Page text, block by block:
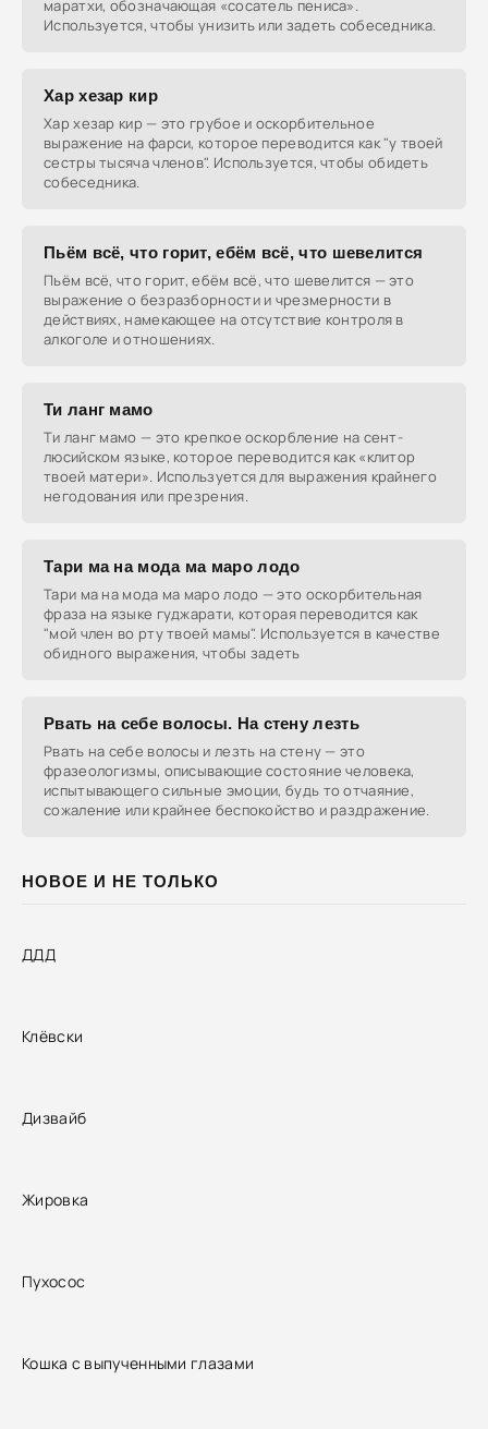
НОВОЕ И НЕ ТОЛЬКО
ДДД
Клёвски
Дизвайб
Жировка
Пухосос
Кошка с выпученными глазами
маратхи, обозначающая «сосатель пениса».
Используется, чтобы унизить или задеть собеседника.
Хар хезар кир
Хар хезар кир — это грубое и оскорбительное
выражение на фарси, которое переводится как "у твоей
сестры тысяча членов". Используется, чтобы обидеть
собеседника.
Пьём всё, что горит, ебём всё, что шевелится
Пьём всё, что горит, ебём всё, что шевелится — это
выражение о безразборности и чрезмерности в
действиях, намекающее на отсутствие контроля в
алкоголе и отношениях.
Ти ланг мамо
Ти ланг мамо — это крепкое оскорбление на сент-
люсийском языке, которое переводится как «клитор
твоей матери». Используется для выражения крайнего
негодования или презрения.
Тари ма на мода ма маро лодо
Тари ма на мода ма маро лодо — это оскорбительная
фраза на языке гуджарати, которая переводится как
"мой член во рту твоей мамы". Используется в качестве
обидного выражения, чтобы задеть
Рвать на себе волосы. На стену лезть
Рвать на себе волосы и лезть на стену — это
фразеологизмы, описывающие состояние человека,
испытывающего сильные эмоции, будь то отчаяние,
сожаление или крайнее беспокойство и раздражение.